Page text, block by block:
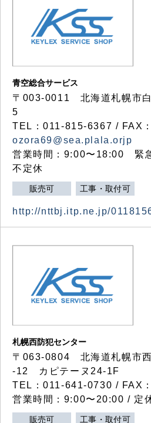
青空総合サービス
〒003-0011 北海道札幌市
5
TEL：011-815-6367 / FAX
ozora69@sea.plala.orjp
営業時間：9:00〜18:00 緊
不定休
販売可 工事・取付可
http://nttbj.itp.ne.jp/
札幌西防犯センター
〒063-0804 北海道札幌市
-12 カピテーヌ24-1F
TEL：011-641-0730 / FAX
営業時間：9:00〜20:00 / 定
販売可 工事・取付可